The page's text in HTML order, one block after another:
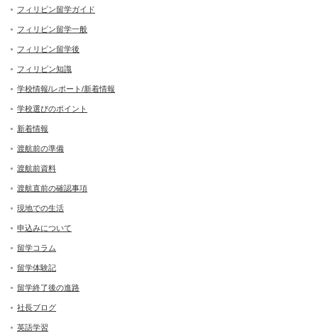
フィリピン留学ガイド
フィリピン留学一般
フィリピン留学後
フィリピン知識
学校情報/レポート/新着情報
学校選びのポイント
新着情報
渡航前の準備
渡航前資料
渡航直前の確認事項
現地での生活
申込みについて
留学コラム
留学体験記
留学終了後の進路
社長ブログ
英語学習